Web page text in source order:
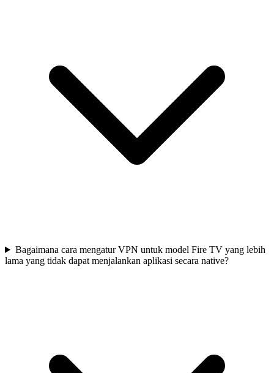
Bagaimana cara mengatur VPN untuk model Fire TV yang lebih
lama yang tidak dapat menjalankan aplikasi secara native?